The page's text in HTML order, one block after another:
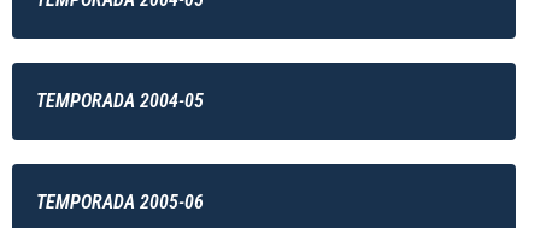
TEMPORADA 2004-05
TEMPORADA 2005-06